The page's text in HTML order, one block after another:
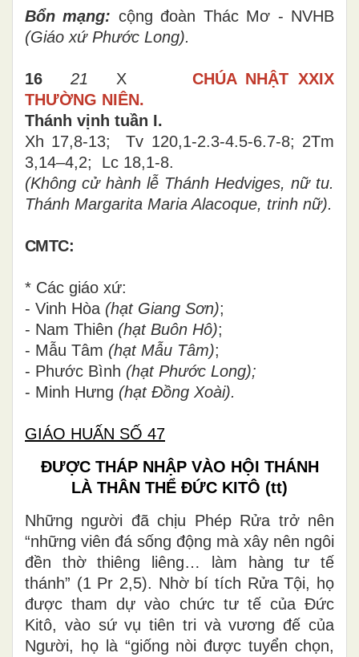
Bổn mạng: cộng đoàn Thác Mơ - NVHB
(Giáo xứ Phước Long).
16 21 X CHÚA NHẬT XXIX
THƯỜNG NIÊN.
Thánh vịnh tuần I.
Xh 17,8-13; Tv 120,1-2.3-4.5-6.7-8; 2Tm
3,14–4,2; Lc 18,1-8.
(Không cử hành lễ Thánh Hedviges, nữ tu.
Thánh Margarita Maria Alacoque, trinh nữ).
CMTC:
* Các giáo xứ:
- Vinh Hòa (hạt Giang Sơn);
- Nam Thiên (hạt Buôn Hô);
- Mẫu Tâm (hạt Mẫu Tâm);
- Phước Bình (hạt Phước Long);
- Minh Hưng (hạt Đồng Xoài).
GIÁO HUẤN SỐ 47
ĐƯỢC THÁP NHẬP VÀO HỘI THÁNH
LÀ THÂN THỂ ĐỨC KITÔ (tt)
Những người đã chịu Phép Rửa trở nên
“những viên đá sống động mà xây nên ngôi
đền thờ thiêng liêng… làm hàng tư tế
thánh” (1 Pr 2,5). Nhờ bí tích Rửa Tội, họ
được tham dự vào chức tư tế của Đức
Kitô, vào sứ vụ tiên tri và vương đế của
Người, họ là “giống nòi được tuyển chọn,